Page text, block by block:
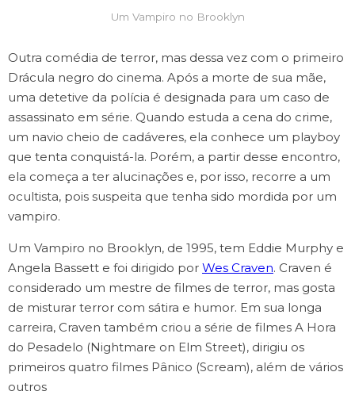
Um Vampiro no Brooklyn
Outra comédia de terror, mas dessa vez com o primeiro
Drácula negro do cinema. Após a morte de sua mãe,
uma detetive da polícia é designada para um caso de
assassinato em série. Quando estuda a cena do crime,
um navio cheio de cadáveres, ela conhece um playboy
que tenta conquistá-la. Porém, a partir desse encontro,
ela começa a ter alucinações e, por isso, recorre a um
ocultista, pois suspeita que tenha sido mordida por um
vampiro.
Um Vampiro no Brooklyn, de 1995, tem Eddie Murphy e
Angela Bassett e foi dirigido por Wes Craven. Craven é
considerado um mestre de filmes de terror, mas gosta
de misturar terror com sátira e humor. Em sua longa
carreira, Craven também criou a série de filmes A Hora
do Pesadelo (Nightmare on Elm Street), dirigiu os
primeiros quatro filmes Pânico (Scream), além de vários
outros